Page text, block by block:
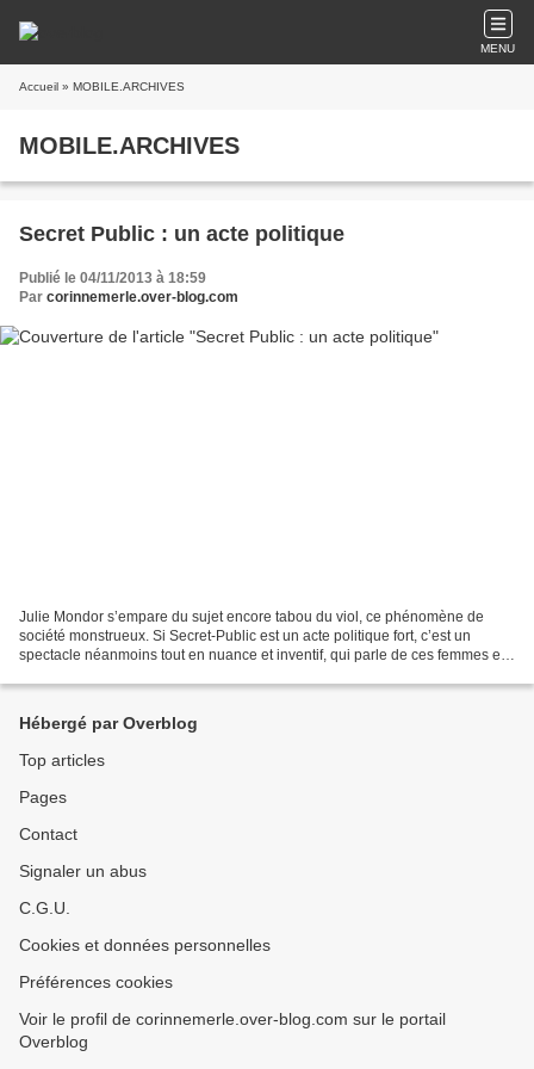
MENU
Accueil » MOBILE.ARCHIVES
MOBILE.ARCHIVES
Secret Public : un acte politique
Publié le 04/11/2013 à 18:59
Par corinnemerle.over-blog.com
Julie Mondor s’empare du sujet encore tabou du viol, ce phénomène de
société monstrueux. Si Secret-Public est un acte politique fort, c’est un
spectacle néanmoins tout en nuance et inventif, qui parle de ces femmes et
Hébergé par Overblog
Top articles
Pages
Contact
Signaler un abus
C.G.U.
Cookies et données personnelles
Préférences cookies
Voir le profil de corinnemerle.over-blog.com sur le portail
Overblog